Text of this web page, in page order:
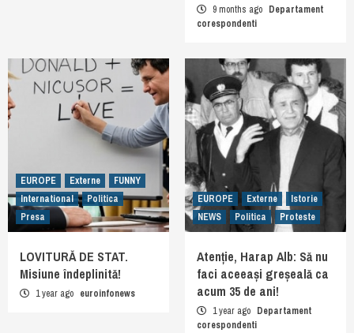
9 months ago Departament
corespondenti
EUROPE Externe
FUNNY
International
Politica
Presa
LOVITURĂ DE STAT.
Misiune îndeplinită!
1 year ago euroinfonews
EUROPE Externe
Istorie
NEWS
Politica Proteste
Atenție, Harap Alb: Să nu
faci aceeași greșeală ca
acum 35 de ani!
1 year ago Departament
corespondenti